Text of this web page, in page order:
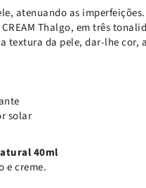
atenuando as
Thalgo, em três
textura da pele, dar-lhe cor,
solar
40ml
e creme.